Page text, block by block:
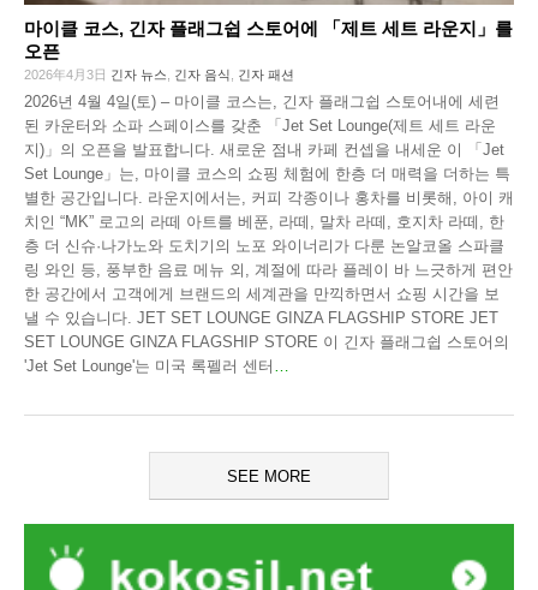
마이클 코스, 긴자 플래그쉽 스토어에 「제트 세트 라운지」를
오픈
2026年4月3日 긴자 뉴스 긴자 음식 긴자 패션
2026년 4월 4일(토) – 마이클 코스는, 긴자 플래그쉽 스토어내에 세련
된 카운터와 소파 스페이스를 갖춘 「Jet Set Lounge(제트 세트 라운
지)」의 오픈을 발표합니다. 새로운 점내 카페 컨셉을 내세운 이 「Jet
Set Lounge」는, 마이클 코스의 쇼핑 체험에 한층 더 매력을 더하는 특
별한 공간입니다. 라운지에서는, 커피 각종이나 홍차를 비롯해, 아이 캐
치인 “MK” 로고의 라떼 아트를 베푼, 라떼, 말차 라떼, 호지차 라떼, 한
층 더 신슈·나가노와 도치기의 노포 와이너리가 다룬 논알코올 스파클
링 와인 등, 풍부한 음료 메뉴 외, 계절에 따라 플레이 바 느긋하게 편안
한 공간에서 고객에게 브랜드의 세계관을 만끽하면서 쇼핑 시간을 보
낼 수 있습니다. JET SET LOUNGE GINZA FLAGSHIP STORE JET
SET LOUNGE GINZA FLAGSHIP STORE 이 긴자 플래그쉽 스토어의
'Jet Set Lounge'는 미국 록펠러 센터 …
SEE MORE